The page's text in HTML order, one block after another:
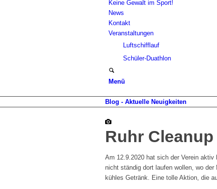
Keine Gewalt im Sport!
News
Kontakt
Veranstaltungen
Luftschifflauf
Schüler-Duathlon
Menü
Blog - Aktuelle Neuigkeiten
Ruhr Cleanup
Am 12.9.2020 hat sich der Verein
nicht ständig dort laufen wollen, wo
kühles Getränk. Eine tolle Aktion, die